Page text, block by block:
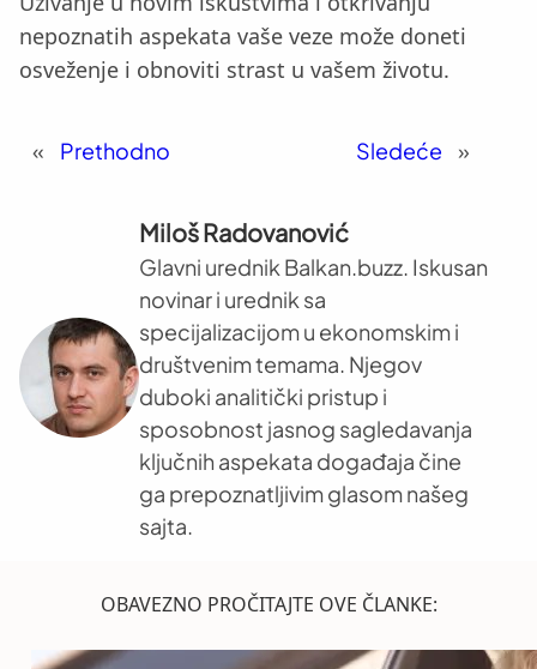
nepoznatih aspekata vaše veze može doneti
osveženje i obnoviti strast u vašem životu.
« Prethodno Sledeće »
Miloš Radovanović
Glavni urednik Balkan.buzz. Iskusan
novinar i urednik sa
specijalizacijom u ekonomskim i
društvenim temama. Njegov
duboki analitički pristup i
sposobnost jasnog sagledavanja
ključnih aspekata događaja čine
ga prepoznatljivim glasom našeg
sajta.
OBAVEZNO PROČITAJTE OVE ČLANKE: